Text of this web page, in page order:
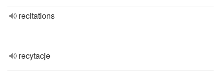
recitations
recytacje